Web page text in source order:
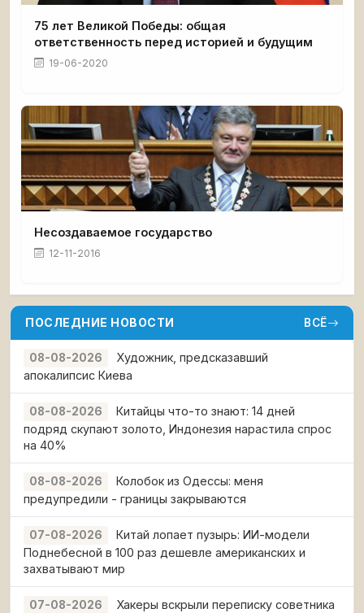
75 лет Великой Победы: общая
ответственность перед историей и будущим
19-06-2020
Несоздаваемое государство
12-11-2016
ПОСЛЕДНИЕ НОВОСТИ ВСЁ
08-08-2026
Художник, предсказавший
апокалипсис Киева
08-08-2026
Китайцы что-то знают: 14 дней
подряд скупают золото, Индонезия нарастила спрос
на 40%
08-08-2026
Колобок из Одессы: меня
предупредили - границы закрываются
07-08-2026
Китай лопает пузырь: ИИ-модели
Поднебесной в 100 раз дешевле американских и
захватывают мир
07-08-2026
Хакеры вскрыли переписку советника